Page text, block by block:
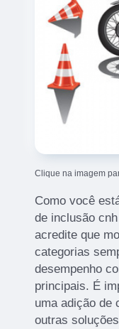
Clique na imagem
Como você
de inclusão
acredite que
categorias
desempenho
principais. É
uma adição de
outras